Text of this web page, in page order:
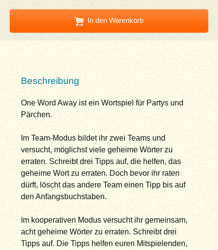
In den Warenkorb
Beschreibung
One Word Away ist ein Wortspiel für Partys und
Pärchen.
Im Team-Modus bildet ihr zwei Teams und
versucht, möglichst viele geheime Wörter zu
erraten. Schreibt drei Tipps auf, die helfen, das
geheime Wort zu erraten. Doch bevor ihr raten
dürft, löscht das andere Team einen Tipp bis auf
den Anfangsbuchstaben.
Im kooperativen Modus versucht ihr gemeinsam,
acht geheime Wörter zu erraten. Schreibt drei
Tipps auf. Die Tipps helfen euren Mitspielenden,